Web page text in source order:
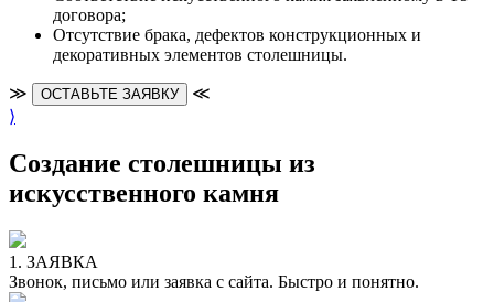
договора;
Отсутствие брака, дефектов конструкционных и
декоративных элементов столешницы.
≫ ОСТАВЬТЕ ЗАЯВКУ
≪
⟩
Создание столешницы из
искусственного камня
1. ЗАЯВКА
Звонок, письмо или заявка с сайта. Быстро и понятно.